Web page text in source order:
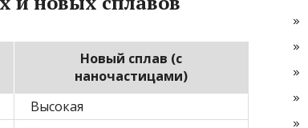
Новый сплав (с
наночастицами)
Высокая